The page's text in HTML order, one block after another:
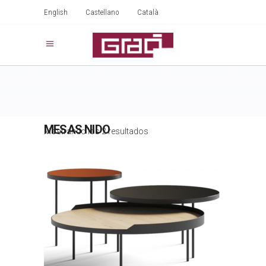
English Castellano Català
MESAS NIDO
Mostrando los 2 resultados